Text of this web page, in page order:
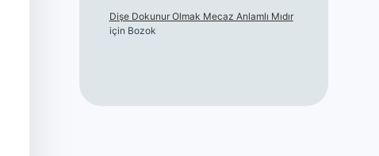
Dişe Dokunur Olmak Mecaz Anlamlı Mıdır
için Bozok